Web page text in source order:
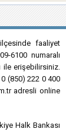
faaliyet
6100 numaralı
ile erişebilirsiniz.
(850) 222 0 400
adresli online
Halk Bankası